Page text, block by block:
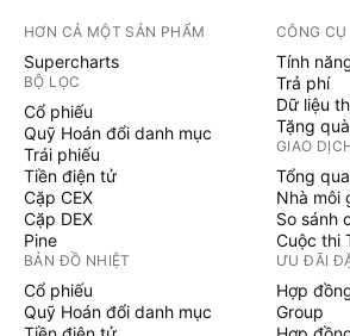
HƠN CẢ MỘT SẢN PHẨM
Supercharts
BỘ LỌC
Cổ phiếu
Quỹ Hoán đổi danh mục
Trái phiếu
Tiền điện tử
Cặp CEX
Cặp DEX
Pine
BẢN ĐỒ NHIỆT
Cổ phiếu
Quỹ Hoán đổi danh mục
CÔNG
Tính
Trả phí
Dữ liệu
Tặng
GIAO
Tổng
Nhà môi
So sánh
Cuộc thi
ƯU ĐÃI
Hợp
Group